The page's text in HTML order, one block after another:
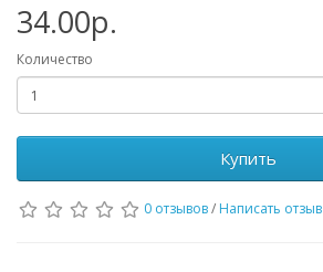
34.00р.
Количество
Купить
0 отзывов/ Написать отзыв